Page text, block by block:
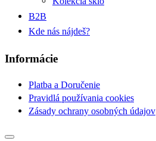
B2B
Kde nás nájdeš?
Informácie
Platba a Doručenie
Pravidlá používania cookies
Zásady ochrany osobných údajov